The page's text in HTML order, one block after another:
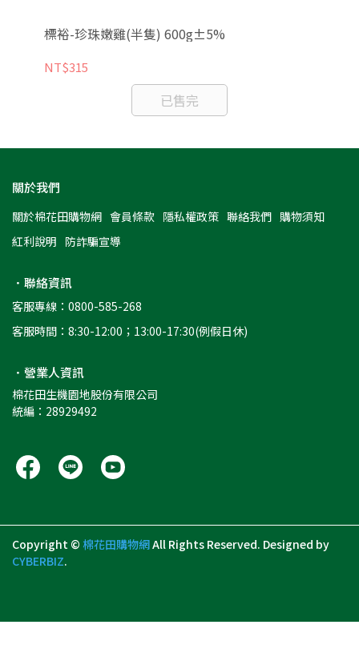
標裕-珍珠嫩雞(半隻) 600g±5%
NT$315
已售完
關於我們
關於棉花田購物網 會員條款 隱私權政策 聯絡我們 購物須知
紅利說明 防詐騙宣導
．聯絡資訊
客服專線：0800-585-268
客服時間：8:30-12:00；13:00-17:30(例假日休)
．營業人資訊
棉花田生機園地股份有限公司
統編：28929492
Copyright © 棉花田購物網All Rights Reserved. Designed by
CYBERBIZ.